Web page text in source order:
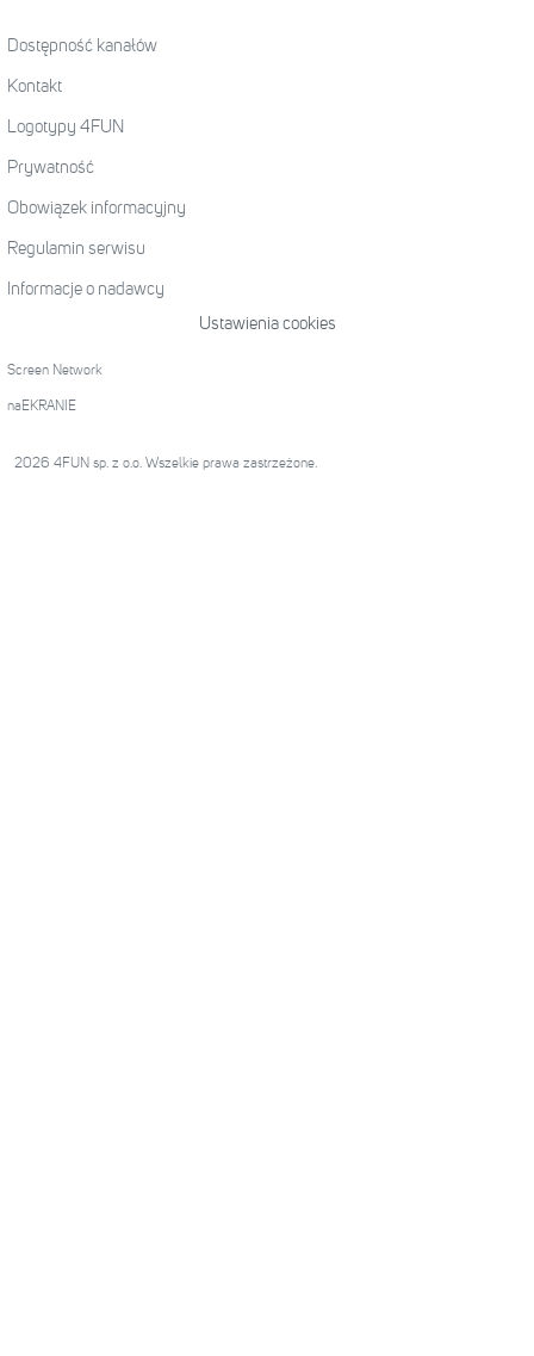
Dostępność kanałów
Kontakt
Logotypy 4FUN
Prywatność
Obowiązek informacyjny
Regulamin serwisu
Informacje o nadawcy
Ustawienia cookies
Screen Network
naEKRANIE
2026 4FUN sp. z o.o. Wszelkie prawa zastrzeżone.